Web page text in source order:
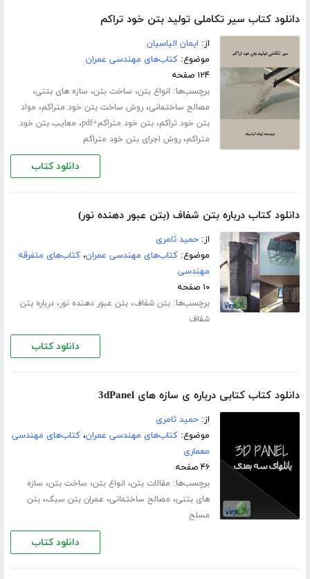
دانلود کتاب سیر تکاملی تولید بتن خود تراکم
از: ایمان الیاسیان
موضوع:کتاب‌های مهندسی عمران
۱۲۴ صفحه
برچسب‌ها: انواع بتن، ساخت بتن، سازه های بتنی،
مصالح ساختمانی،روش ساخت بتن خود متراکم، مواد
بتن خود تراکم،بتن خود متراکم+pdf ، معایب بتن خود
متراکم،روش اجرای بتن خود متراکم
دانلود کتاب
دانلود کتاب درباره بتن شفاف (بتن عبور دهنده نور)
از:حمید ثامری
موضوع:کتاب‌های مهندسی عمران،کتاب‌های متفرقه
مهندسی
۱۰ صفحه
برچسب‌ها:بتن شفاف،بتن عبور دهنده نور،درباره بتن
شفاف
دانلود کتاب
دانلود کتاب کتابی درباره ی سازه های 3dPanel
از:حمید ثامری
موضوع:کتاب‌های مهندسی عمران،کتاب‌های مهندسی
معماری
۴۶ صفحه
برچسب‌ها: مقالات بتن، انواع بتن، ساخت بتن، سازه
های بتنی، مصالح ساختمانی، عمران بتن سبک،بتن
مسلح
دانلود کتاب